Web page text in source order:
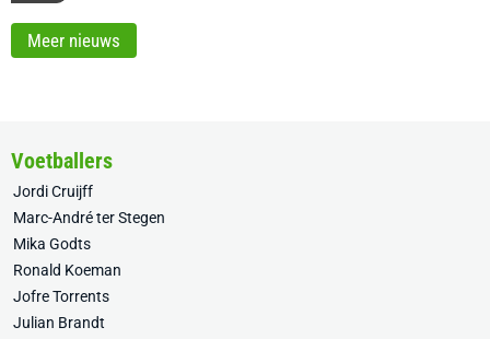
Meer nieuws
Voetballers
Jordi Cruijff
Marc-André ter Stegen
Mika Godts
Ronald Koeman
Jofre Torrents
Julian Brandt